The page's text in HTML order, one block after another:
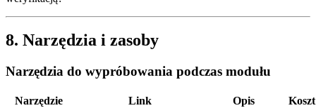
8. Narzędzia i zasoby
Narzędzia do wypróbowania podczas modułu
Narzędzie Link Opis Koszt